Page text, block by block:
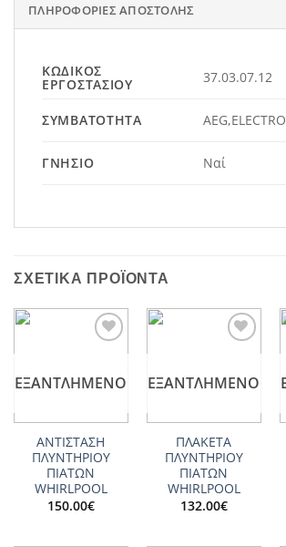
ΠΛΗΡΟΦΟΡΊΕΣ ΑΠΟΣΤΟΛΉΣ
ΚΩΔΙΚΌΣ
ΕΡΓΟΣΤΑΣΊΟΥ 37.03.07.12
ΣΥΜΒΑΤΌΤΗΤΑ
ΓΝΉΣΙΟ Ναί
ΣΧΕΤΙΚΆ ΠΡΟΪΌΝΤΑ
ΕΞΑΝΤΛΗΜΈΝΟ
ΑΝΤΙΣΤΑΣΗ
ΠΛΥΝΤΗΡΙΟΥ
ΠΙΑΤΩΝ
WHIRLPOOL
150.00€
ΕΞΑΝΤΛΗΜΈΝΟ
ΠΛΑΚΕΤΑ
ΠΛΥΝΤΗΡΙΟΥ
ΠΙΑΤΩΝ
WHIRLPOOL
132.00€